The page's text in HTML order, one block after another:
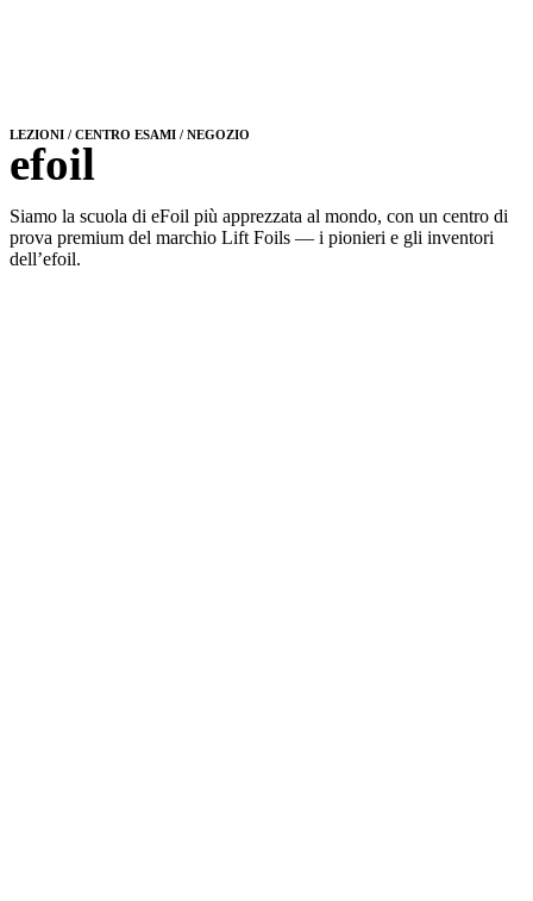
LEZIONI / CENTRO ESAMI / NEGOZIO
efoil
Siamo la scuola di eFoil più apprezzata al mondo, con un centro di
prova premium del marchio Lift Foils — i pionieri e gli inventori
dell’efoil.